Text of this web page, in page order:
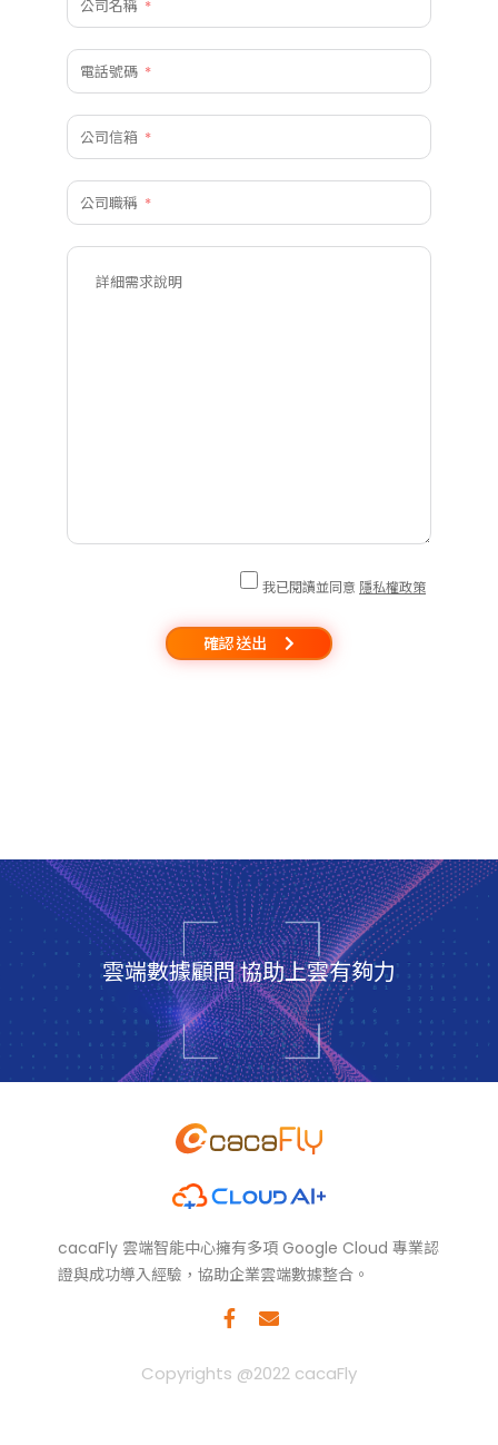
公司名稱
電話號碼
公司信箱
公司職稱
我已閱讀並同意 隱私權政策
確認送出
雲端數據顧問 協助上雲有夠力
cacaFly 雲端智能中心擁有多項 Google Cloud 專業認
證與成功導入經驗，協助企業雲端數據整合。
Copyrights @2022 cacaFly